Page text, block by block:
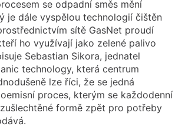
se odpadní směs mění
je dále vyspělou technologií čištěn
sítě GasNet proudí
ho využívají jako zelené palivo
Sebastian Sikora, jednatel
technology, která centrum
lze říci, že se jedná
proces, kterým se každodenní
formě zpět pro potřeby